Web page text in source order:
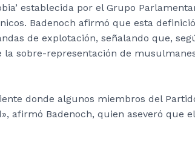
establecida por el Grupo
Badenoch afirmó que esta
de explotación, señalando que,
la sobre-representación de
donde algunos miembros del
afirmó Badenoch, quien aseveró que